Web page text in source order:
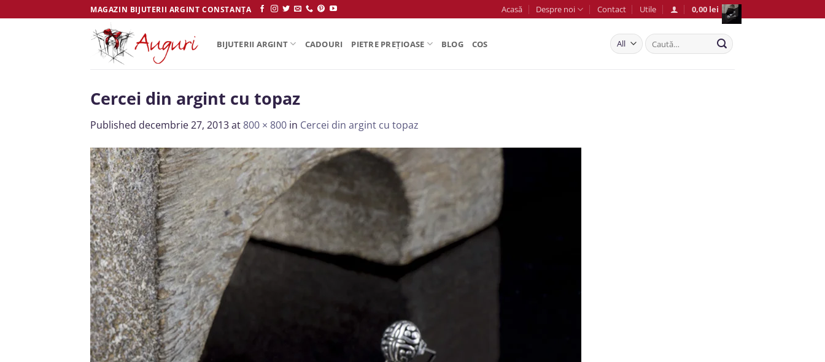
to
MAGAZIN BIJUTERII ARGINT CONSTANȚA Acasă Despre noi Contact Utile 0,00 lei
BIJUTERII ARGINT CADOURI PIETRE PREȚIOASE BLOG COS
Caută
după:
Cercei din argint cu topaz
Published decembrie 27, 2013at800 × 800 in Cercei din argint cu topaz